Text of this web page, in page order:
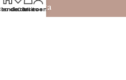
Tu cuenta
Ser cliente
de deseos
Carrito
Mi cuenta